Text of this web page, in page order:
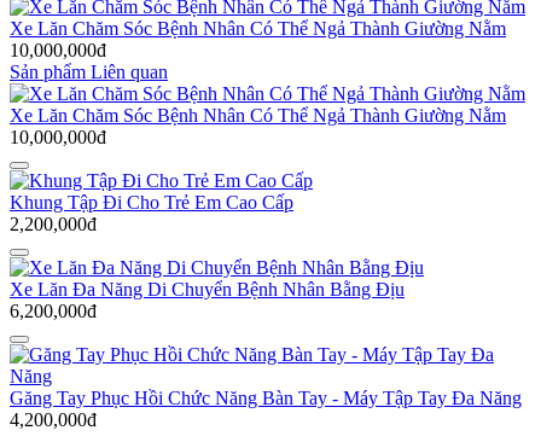
Xe Lăn Chăm Sóc Bệnh Nhân Có Thể Ngả Thành Giường Nằm
10,000,000đ
Sản phẩm Liên quan
Xe Lăn Chăm Sóc Bệnh Nhân Có Thể Ngả Thành Giường Nằm
10,000,000đ
Khung Tập Đi Cho Trẻ Em Cao Cấp
2,200,000đ
Xe Lăn Đa Năng Di Chuyển Bệnh Nhân Bằng Địu
6,200,000đ
Găng Tay Phục Hồi Chức Năng Bàn Tay - Máy Tập Tay Đa Năng
4,200,000đ